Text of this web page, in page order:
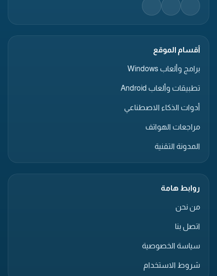
أقسام الموقع
برامج وألعاب Windows
تطبيقات وألعاب Android
أدوات الذكاء الاصطناعي
مراجعات الهواتف
المدونة التقنية
روابط هامة
من نحن
اتصل بنا
سياسة الخصوصية
شروط الاستخدام